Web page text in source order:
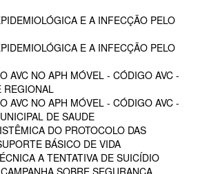
E A INFECÇÃO PELO
E A INFECÇÃO PELO
AVC NO APH MÓVEL - CÓDIGO AVC -
REGIONAL
AVC NO APH MÓVEL - CÓDIGO AVC -
DE SAUDE
DO PROTOCOLO DAS
BÁSICO DE VIDA
A TENTATIVA DE SUICÍDIO
SOBRE SEGURANÇA,